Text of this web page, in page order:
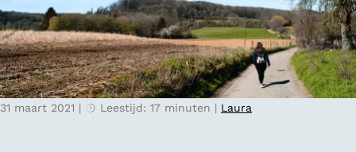
g
b
i
j
C
h
D
e
l
f
t
d
a
g
e
t
a31 maart 2021 | Leestijd: 17 minuten | Laura